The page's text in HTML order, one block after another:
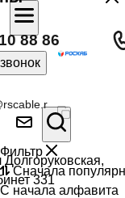
88 86
331
Фильтр
Сначала
С начала алфавита